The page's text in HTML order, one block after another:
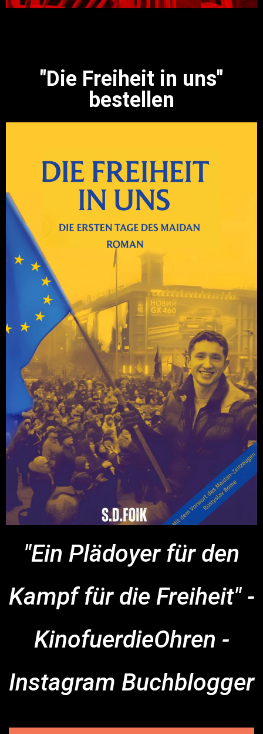
"Die Freiheit in uns"
bestellen
"Ein Plädoyer für den
Kampf für die Freiheit" -
KinofuerdieOhren -
Instagram Buchblogger